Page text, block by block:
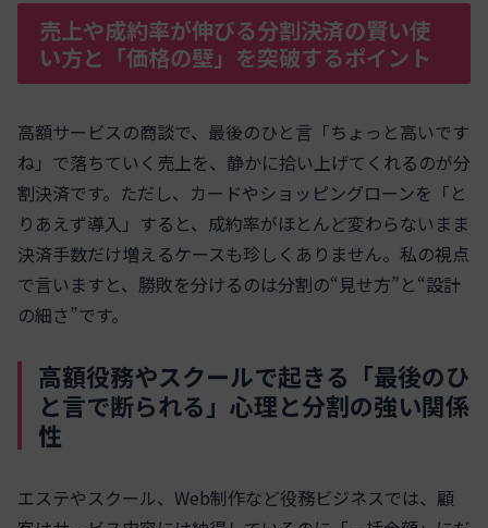
売上や成約率が伸びる分割決済の賢い使
い方と「価格の壁」を突破するポイント
高額サービスの商談で、最後のひと言「ちょっと高いです
ね」で落ちていく売上を、静かに拾い上げてくれるのが分
割決済です。ただし、カードやショッピングローンを「と
りあえず導入」すると、成約率がほとんど変わらないまま
決済手数だけ増えるケースも珍しくありません。私の視点
で言いますと、勝敗を分けるのは分割の“見せ方”と“設計
の細さ”です。
高額役務やスクールで起きる「最後のひ
と言で断られる」心理と分割の強い関係
性
エステやスクール、Web制作など役務ビジネスでは、顧